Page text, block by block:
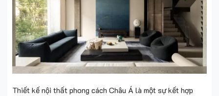
Thiết kế nội thất phong cách Châu Á là một sự kết hợp